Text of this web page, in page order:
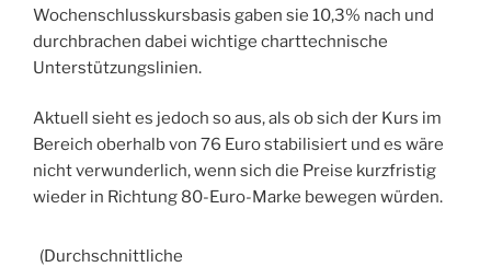
Wochenschlusskursbasis gaben sie 10,3% nach und
durchbrachen dabei wichtige charttechnische
Unterstützungslinien.
Aktuell sieht es jedoch so aus, als ob sich der Kurs im
Bereich oberhalb von 76 Euro stabilisiert und es wäre
nicht verwunderlich, wenn sich die Preise kurzfristig
wieder in Richtung 80-Euro-Marke bewegen würden.
(Durchschnittliche